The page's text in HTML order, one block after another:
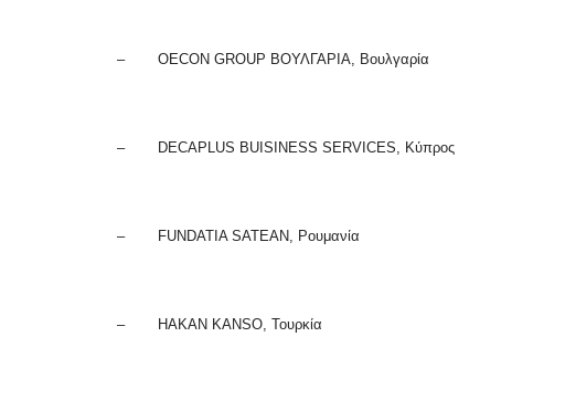
– OECON GROUP ΒΟΥΛΓΑΡΙΑ, Βουλγαρία
– DECAPLUS BUISINESS SERVICES, Κύπρος
– FUNDATIA SATEAN, Ρουμανία
– HAKAN KANSO, Τουρκία